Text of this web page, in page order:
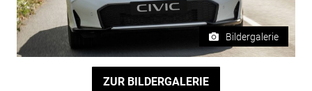
Bildergalerie
ZUR BILDERGALERIE